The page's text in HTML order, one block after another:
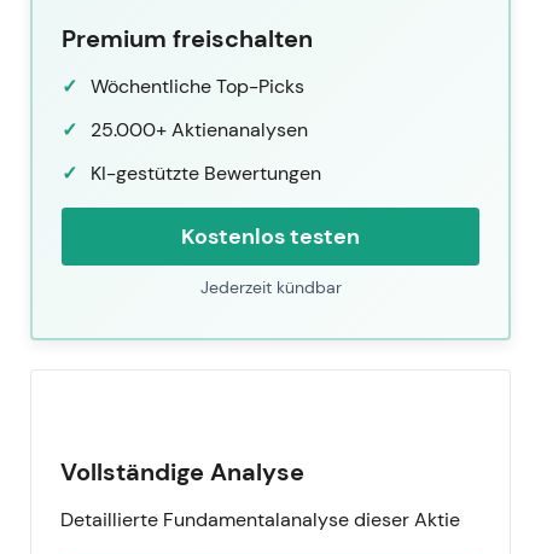
Premium freischalten
Wöchentliche Top-Picks
25.000+ Aktienanalysen
KI-gestützte Bewertungen
Kostenlos testen
Jederzeit kündbar
Vollständige Analyse
Detaillierte Fundamentalanalyse dieser Aktie